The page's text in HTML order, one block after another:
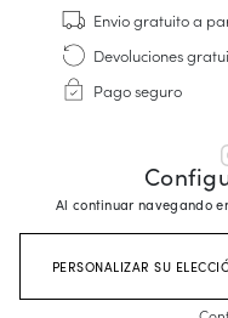
Al continuar navegando
PERSONALIZAR SU
Zapatillas
Cosido Goodyear
Derbies y Richelieu
Zapatos Richelieu
Maletines Business
Zapatillas Blancas
Envio gratuitoa
Devoluciones
Pago seguro